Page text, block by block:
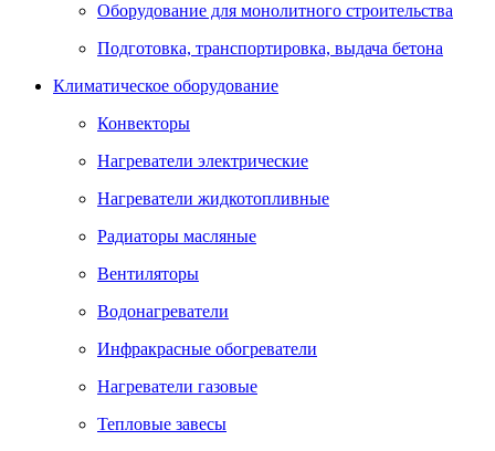
Оборудование для монолитного строительства
Подготовка, транспортировка, выдача бетона
Климатическое оборудование
Конвекторы
Нагреватели электрические
Нагреватели жидкотопливные
Радиаторы масляные
Вентиляторы
Водонагреватели
Инфракрасные обогреватели
Нагреватели газовые
Тепловые завесы